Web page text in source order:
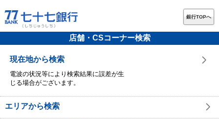
銀行TOPへ
店舗・CSコーナー検索
現在地から検索
電波の状況等により検索結果に誤差が生
じる場合がございます。
エリアから検索